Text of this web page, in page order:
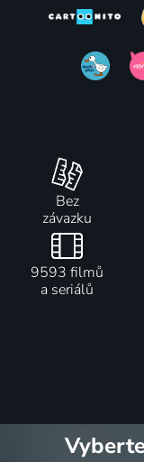
Bez
závazku
9593 filmů
a seriálů